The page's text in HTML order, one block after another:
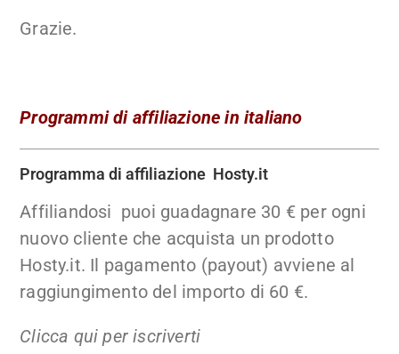
Grazie.
Programmi di affiliazione in italiano
Programma di affiliazione Hosty.it
Affiliandosi puoi guadagnare 30 € per ogni
nuovo cliente che acquista un prodotto
Hosty.it. Il pagamento (payout) avviene al
raggiungimento del importo di 60 €.
Clicca qui per iscriverti